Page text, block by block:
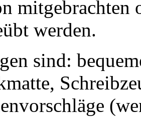
mitgebrachten
werden.
sind: